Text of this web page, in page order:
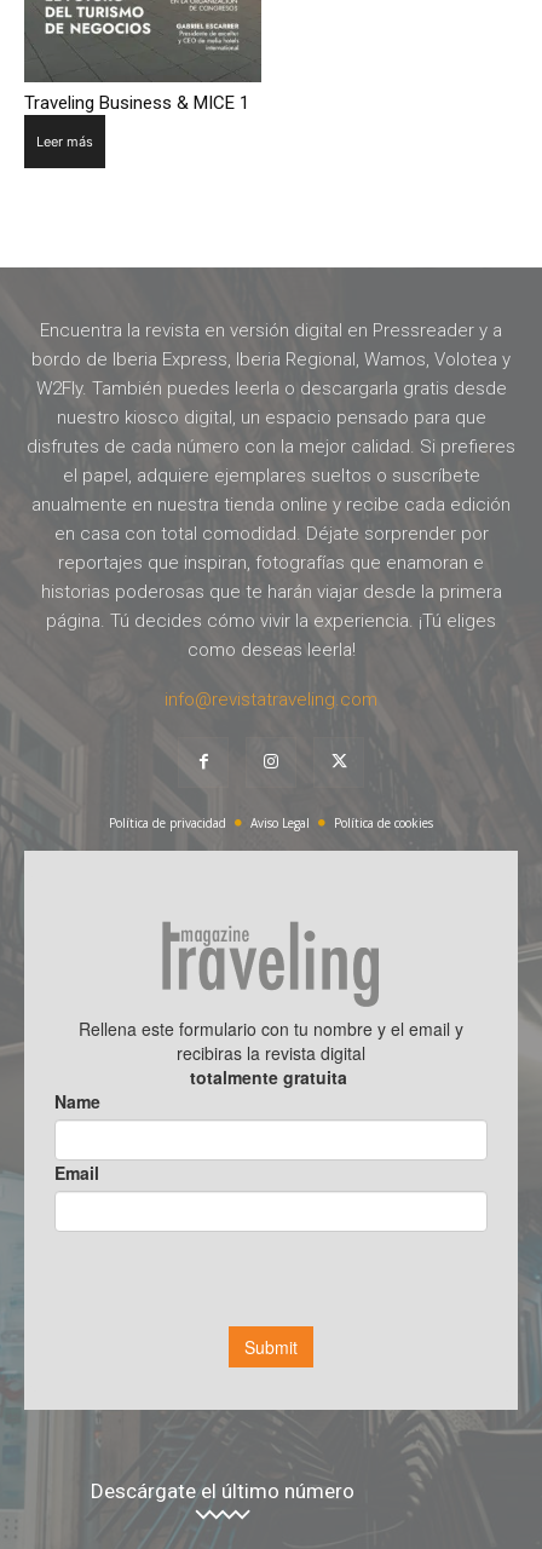
Traveling Business & MICE 1
Leer más
Encuentra la revista en versión digital en Pressreader y a
bordo de Iberia Express, Iberia Regional, Wamos, Volotea y
W2Fly. También puedes leerla o descargarla gratis desde
nuestro kiosco digital, un espacio pensado para que
disfrutes de cada número con la mejor calidad. Si prefieres
el papel, adquiere ejemplares sueltos o suscríbete
anualmente en nuestra tienda online y recibe cada edición
en casa con total comodidad. Déjate sorprender por
reportajes que inspiran, fotografías que enamoran e
historias poderosas que te harán viajar desde la primera
página. Tú decides cómo vivir la experiencia. ¡Tú eliges
como deseas leerla!
info@revistatraveling.com
Política de privacidad Aviso Legal Política de cookies
Descárgate el último número